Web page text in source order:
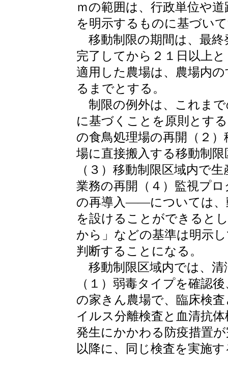
ｍの範囲は、行政単位や
を明示するものに基づい
移動制限の期間は、最終
完了してから２１日以上
適用した農場は、農場内
るまでとする。
制限の例外は、これまで
に基づくことを原則とす
の食鳥処理場の再開（２
場に直接搬入する移動制
（３）移動制限区域内で
業務の再開（４）監視プ
の再導入――については、
を設けることができると
から」などの基準は明示
判断することになる。
移動制限区域内では、清
（１）弱毒タイプを確認
の家きん農場で、臨床検
イルス分離検査と血清抗
発生にかかわる防疫措置
以降に、同じ検査を実施